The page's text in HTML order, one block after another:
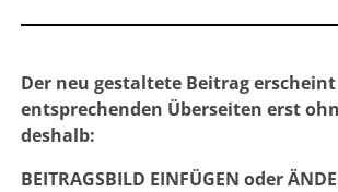
Der neu gestaltete Beitrag
entsprechenden Überseiten erst
deshalb:
BEITRAGSBILD EINFÜGEN oder